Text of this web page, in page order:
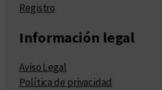
Registro
Información legal
Aviso Legal
Política de privacidad